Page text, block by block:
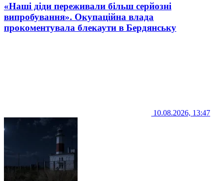
«Наші діди переживали більш серйозні
випробування». Окупаційна влада
прокоментувала блекаути в Бердянську
10.08.2026, 13:47